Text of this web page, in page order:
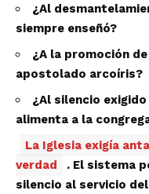
¿Al
siempre enseñó?
¿A la promoción
apostolado arcoíris?
¿Al silencio
alimenta a la
La Iglesia exigía
verdad
. El sistema
silencio al servicio